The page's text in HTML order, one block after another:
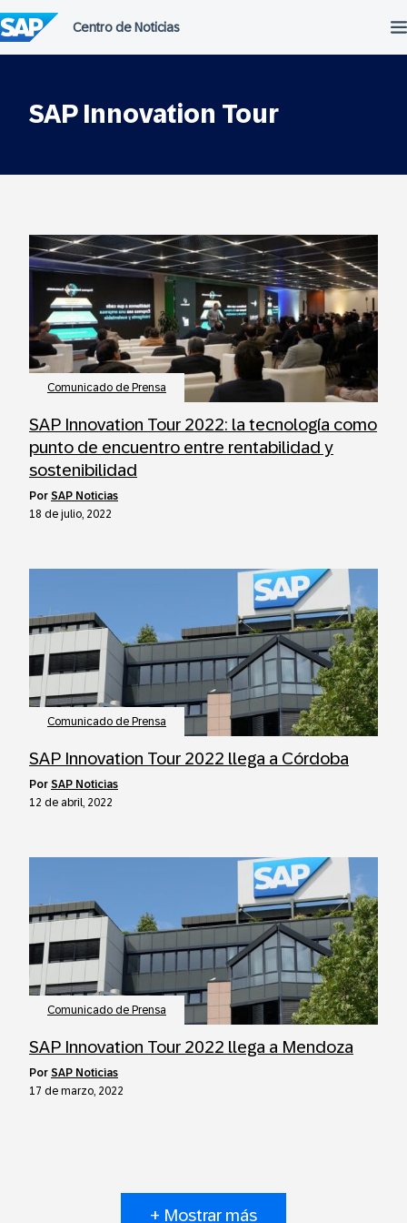
al
contenido
SAP Innovation Tour
Comunicado de Prensa
SAP Innovation Tour 2022: la tecnología como
punto de encuentro entre rentabilidad y
sostenibilidad
por SAP Noticias
18 de julio, 2022
Comunicado de Prensa
SAP Innovation Tour 2022 llega a Córdoba
por SAP Noticias
12 de abril, 2022
Comunicado de Prensa
SAP Innovation Tour 2022 llega a Mendoza
por SAP Noticias
17 de marzo, 2022
+ Mostrar más